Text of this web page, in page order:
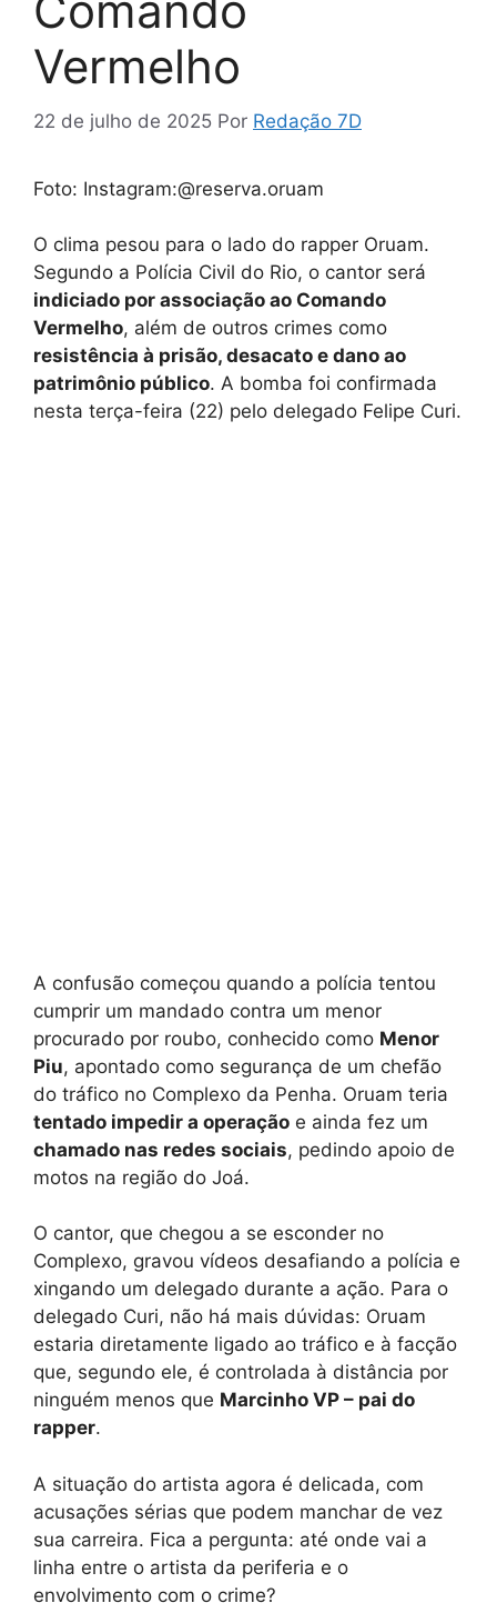
Vermelho
22 de julho de 2025 Por Redação 7D
Foto: Instagram:@reserva.oruam
O clima pesou para o lado do rapper Oruam.
Segundo a Polícia Civil do Rio, o cantor será
indiciado por associação ao Comando
Vermelho, além de outros crimes como
resistência à prisão, desacato e dano ao
patrimônio público. A bomba foi confirmada
nesta terça-feira (22) pelo delegado Felipe Curi.
A confusão começou quando a polícia tentou
cumprir um mandado contra um menor
procurado por roubo, conhecido como Menor
Piu, apontado como segurança de um chefão
do tráfico no Complexo da Penha. Oruam teria
tentado impedir a operação e ainda fez um
chamado nas redes sociais, pedindo apoio de
motos na região do Joá.
O cantor, que chegou a se esconder no
Complexo, gravou vídeos desafiando a polícia e
xingando um delegado durante a ação. Para o
delegado Curi, não há mais dúvidas: Oruam
estaria diretamente ligado ao tráfico e à facção
que, segundo ele, é controlada à distância por
ninguém menos que Marcinho VP – pai do
rapper.
A situação do artista agora é delicada, com
acusações sérias que podem manchar de vez
sua carreira. Fica a pergunta: até onde vai a
linha entre o artista da periferia e o
envolvimento com o crime?